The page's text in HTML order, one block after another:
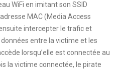
WiFi en imitant son SSID
MAC (Media Access
intercepter le trafic et
entre la victime et les
lorsqu’elle est connectée au
la victime connectée, le pirate